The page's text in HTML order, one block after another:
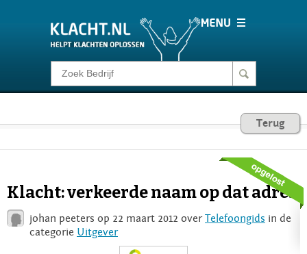
Klacht melden
Consumentenrecht Terug
Klacht: verkeerde naam op dat adres
johan peeters op 22 maart 2012 overTelefoongids in de
categorie Uitgever